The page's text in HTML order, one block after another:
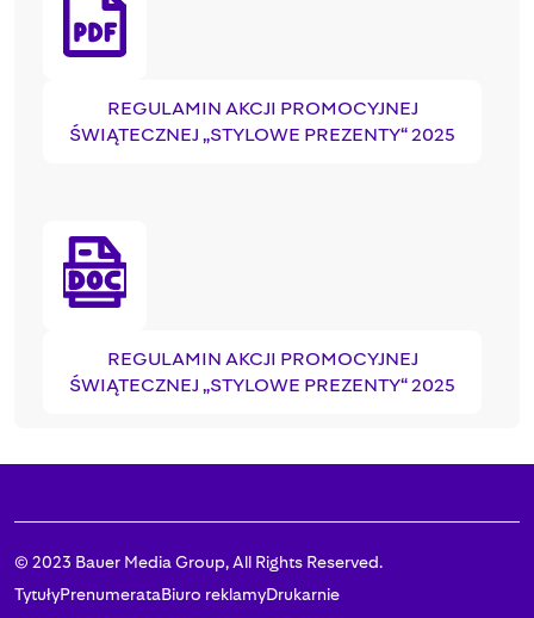
REGULAMIN AKCJI PROMOCYJNEJ
ŚWIĄTECZNEJ „STYLOWE PREZENTY“ 2025
REGULAMIN AKCJI PROMOCYJNEJ
ŚWIĄTECZNEJ „STYLOWE PREZENTY“ 2025
© 2023 Bauer Media Group, All Rights Reserved.
TytułyPrenumerataBiuro reklamyDrukarnie